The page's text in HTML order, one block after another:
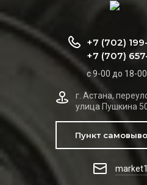
+7 (702)
+7 (707)
с 9-00 до 18-
г. Астана,
улица Пушкина
Пункт